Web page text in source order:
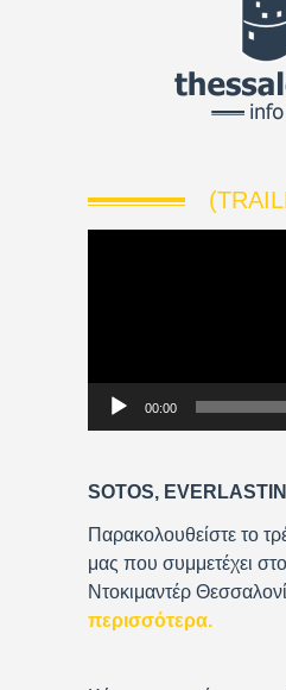
P
e
r
00:00
SOTOS,
Παρακολουθείστε το
μας που συμμετέχει
Ντοκιμαντέρ
περισσότερα.